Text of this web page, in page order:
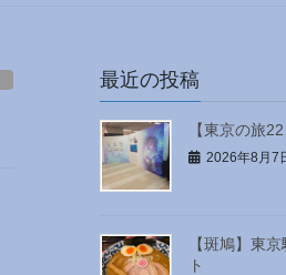
最近の投稿
【東京の旅
2026年8月7
【斑鳩】東
ト